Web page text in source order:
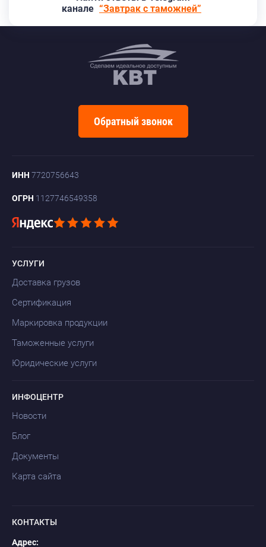
канале “Завтрак с таможней”
Обратный звонок
ИНН 7720756643
ОГРН 1127746549358
УСЛУГИ
Доставка грузов
Сертификация
Маркировка продукции
Таможенные услуги
Юридические услуги
ИНФОЦЕНТР
Новости
Блог
Документы
Карта сайта
КОНТАКТЫ
Адрес: